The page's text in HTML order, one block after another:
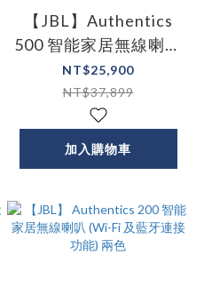
【JBL】Authentics
500 智能家居無線喇叭
(Wi-Fi 及藍牙連接功
能)
NT$25,900
NT$37,899
加入購物車